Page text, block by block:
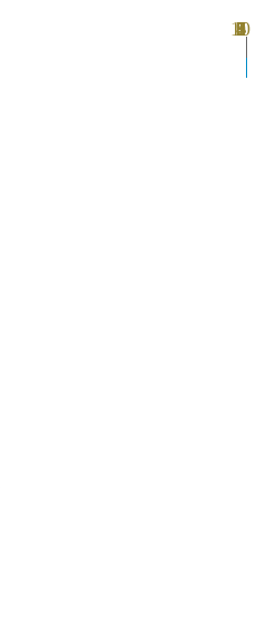
1
2
3
4
5
6
7
8
9
10